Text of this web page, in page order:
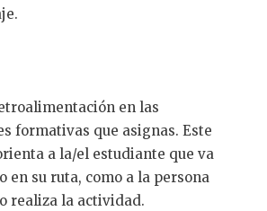
en las
formativas que asignas. Este
a la/el estudiante que va
en su ruta, como a la persona
realiza la actividad.